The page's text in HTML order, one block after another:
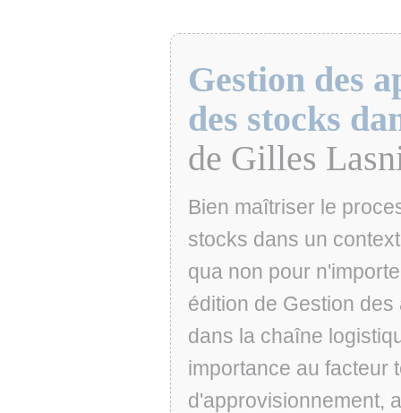
Gestion des
des stocks
de Gilles
Bien maîtriser le
stocks dans un
qua non pour
édition de Gestion
dans la chaîne
importance au facteur
d'approvisionnement,